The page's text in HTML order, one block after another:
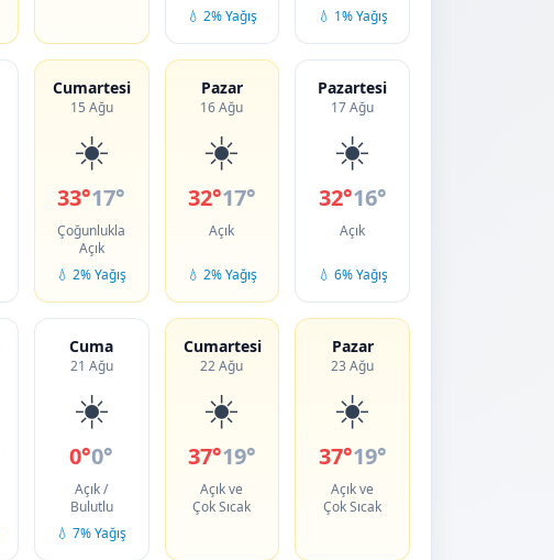
💧 2% Yağış
💧 1% Yağış
Cumartesi
15 Ağu
☀️
33°17°
Çoğunlukla
Açık
💧 2% Yağış
Pazar
16 Ağu
☀️
32°17°
Açık
💧 2% Yağış
Pazartesi
17 Ağu
☀️
32°16°
Açık
💧 6% Yağış
Cuma
21 Ağu
☀️
0°0°
Açık /
Bulutlu
💧 7% Yağış
Cumartesi
22 Ağu
☀️
37°19°
Açık ve
Çok Sıcak
Pazar
23 Ağu
☀️
37°19°
Açık ve
Çok Sıcak